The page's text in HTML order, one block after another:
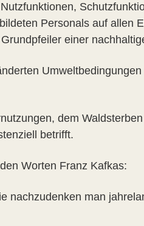
Personals auf allen
einer
dem
betrifft.
Worten Franz Kafkas:
nachzudenken man